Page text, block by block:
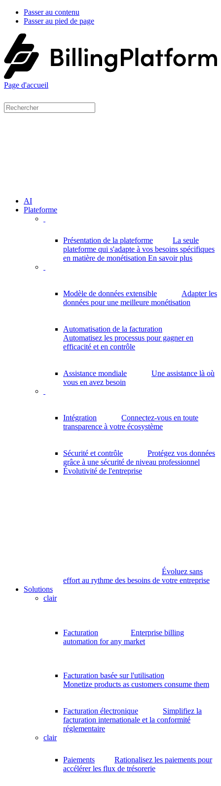
Passer au contenu
Passer au pied de page
Page d'accueil
AI
Plateforme
Présentation de la plateforme
La seule
plateforme qui s'adapte à vos besoins spécifiques
en matière de monétisation En savoir plus
Modèle de données extensible
Adapter les
données pour une meilleure monétisation
Automatisation de la facturation
Automatisez les processus pour gagner en
efficacité et en contrôle
Assistance mondiale
Une assistance là où
vous en avez besoin
Intégration
Connectez-vous en toute
transparence à votre écosystème
Sécurité et contrôle
Protégez vos données
grâce à une sécurité de niveau professionnel
Évolutivité de l'entreprise
Évoluez sans
effort au rythme des besoins de votre entreprise
Solutions
clair
Facturation
Enterprise billing
automation for any market
Facturation basée sur l'utilisation
Monetize products as customers consume them
Facturation électronique
Simplifiez la
facturation internationale et la conformité
réglementaire
clair
Paiements
Rationalisez les paiements pour
accélérer les flux de trésorerie